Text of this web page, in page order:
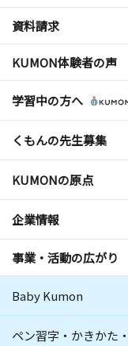
資料請求
KUMON体験者の声
学習中の方へ
くもんの先生募集
KUMONの原点
企業情報
事業・活動の広がり
Baby Kumon
ペン習字・かきかた